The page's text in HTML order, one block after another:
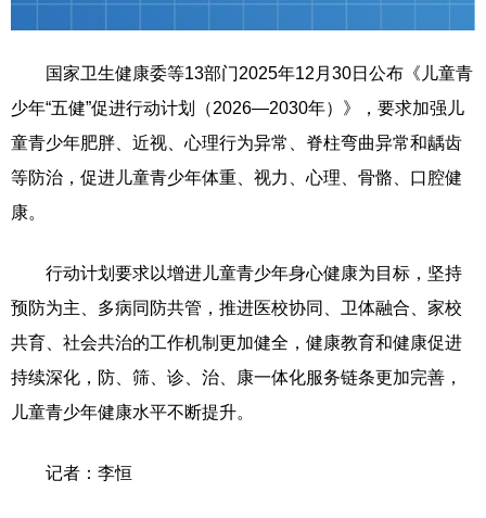
国家卫生健康委等13部门2025年12月30日公布《儿童青
少年“五健”促进行动计划（2026—2030年）》，要求加强儿
童青少年肥胖、近视、心理行为异常、脊柱弯曲异常和龋齿
等防治，促进儿童青少年体重、视力、心理、骨骼、口腔健
康。
行动计划要求以增进儿童青少年身心健康为目标，坚持
预防为主、多病同防共管，推进医校协同、卫体融合、家校
共育、社会共治的工作机制更加健全，健康教育和健康促进
持续深化，防、筛、诊、治、康一体化服务链条更加完善，
儿童青少年健康水平不断提升。
记者：李恒